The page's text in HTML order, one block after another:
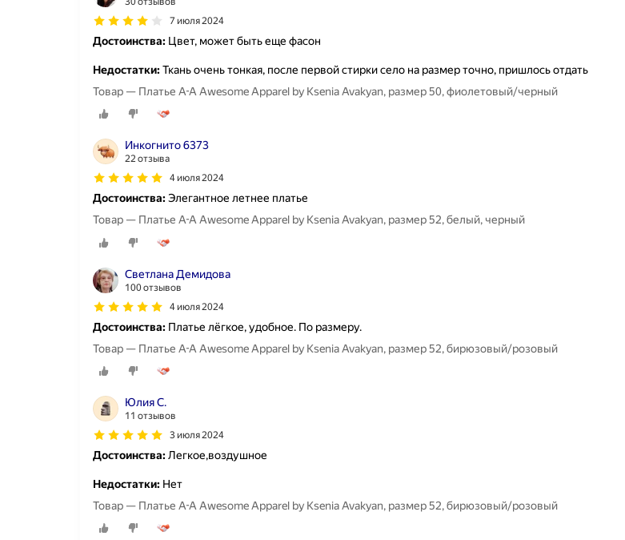
7 июля 2024
Достоинства: Цвет, может быть еще фасон
Недостатки:Ткань очень тонкая, после первой стирки село на размер точно, пришлось отдать
Товар — Платье A-A Awesome Apparel by Ksenia Avakyan, размер 50, фиолетовый/черный
Инкогнито 6373
22 отзыва
4 июля 2024
Достоинства:Элегантное летнее платье
Товар — Платье A-A Awesome Apparel by Ksenia Avakyan, размер 52, белый, черный
Светлана Демидова
100 отзывов
4 июля 2024
Достоинства: Платье лёгкое, удобное. По размеру.
Товар — Платье A-A Awesome Apparel by Ksenia Avakyan, размер 52, бирюзовый/розовый
Юлия С.
11 отзывов
3 июля 2024
Достоинства:Легкое,воздушное
Недостатки: Нет
Товар — Платье A-A Awesome Apparel by Ksenia Avakyan, размер 52, бирюзовый/розовый